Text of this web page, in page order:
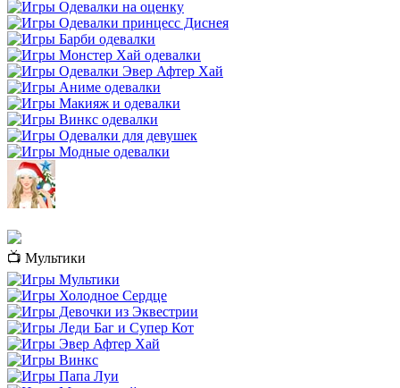
📺 Мультики